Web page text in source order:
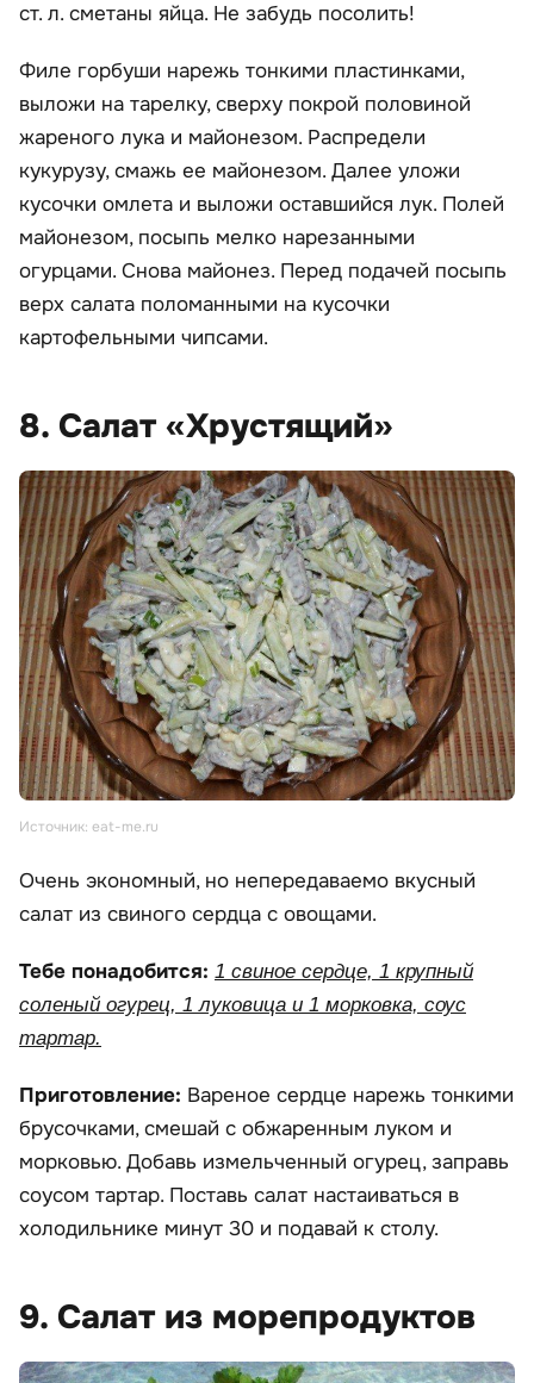
ст. л. сметаны яйца. Не забудь посолить!
Филе горбуши нарежь тонкими пластинками,
выложи на тарелку, сверху покрой половиной
жареного лука и майонезом. Распредели
кукурузу, смажь ее майонезом. Далее уложи
кусочки омлета и выложи оставшийся лук. Полей
майонезом, посыпь мелко нарезанными
огурцами. Снова майонез. Перед подачей посыпь
верх салата поломанными на кусочки
картофельными чипсами.
8. Салат «Хрустящий»
Источник: eat-me.ru
Очень экономный, но непередаваемо вкусный
салат из свиного сердца с овощами.
Тебе понадобится: 1 свиное сердце, 1 крупный
соленый огурец, 1 луковица и 1 морковка, соус
тартар.
Приготовление: Вареное сердце нарежь тонкими
брусочками, смешай с обжаренным луком и
морковью. Добавь измельченный огурец, заправь
соусом тартар. Поставь салат настаиваться в
холодильнике минут 30 и подавай к столу.
9. Салат из морепродуктов